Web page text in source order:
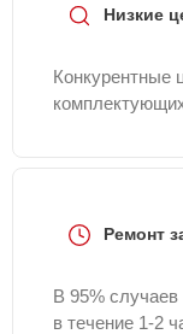
Низкие
Конкурентные
Ремонт
В 95% случаев
в течение 1-2